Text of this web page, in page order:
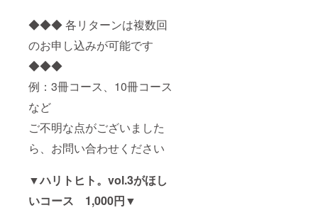
◆◆◆ 各リターンは複数回
のお申し込みが可能です
◆◆◆
例：3冊コース、10冊コース
など
ご不明な点がございました
ら、お問い合わせください
▼ハリトヒト。vol.3がほし
いコース 1,000円▼